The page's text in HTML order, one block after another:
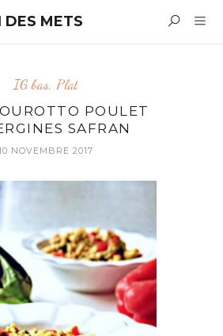
DES METS
IG bas, Plat
POULET
SAFRAN
NOVEMBRE 2017